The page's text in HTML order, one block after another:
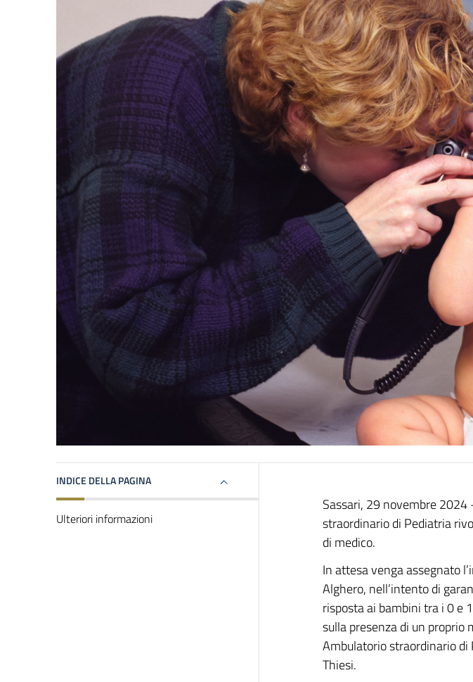
INDICE DELLA PAGINA
Ulteriori informazioni
Sassari, 29 novembre 2024
straordinario di Pediatria
di medico.
In attesa venga assegnato
Alghero, nell’intento di
risposta ai bambini tra i 0 e
sulla presenza di un proprio
Ambulatorio straordinario di
Thiesi.